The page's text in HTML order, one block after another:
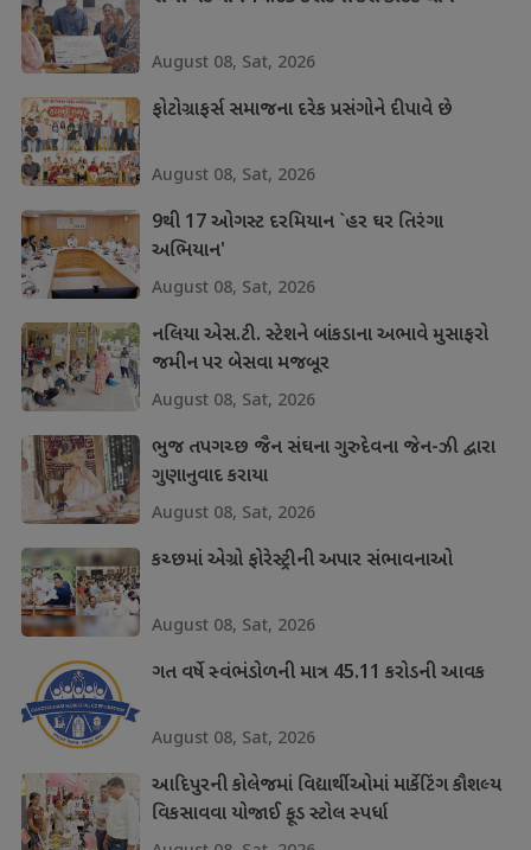
August 08, Sat, 2026
ફોટોગ્રાફર્સ સમાજના દરેક પ્રસંગોને દીપાવે છે
August 08, Sat, 2026
9થી 17 ઓગસ્ટ દરમિયાન `હર ઘર તિરંગા
અભિયાન'
August 08, Sat, 2026
નલિયા એસ.ટી. સ્ટેશને બાંકડાના અભાવે મુસાફરો
જમીન પર બેસવા મજબૂર
August 08, Sat, 2026
ભુજ તપગચ્છ જૈન સંઘના ગુરુદેવના જેન-ઝી દ્વારા
ગુણાનુવાદ કરાયા
August 08, Sat, 2026
કચ્છમાં એગ્રો ફોરેસ્ટ્રીની અપાર સંભાવનાઓ
August 08, Sat, 2026
ગત વર્ષે સ્વંભંડોળની માત્ર 45.11 કરોડની આવક
August 08, Sat, 2026
આદિપુરની કોલેજમાં વિદ્યાર્થીઓમાં માર્કેટિંગ કૌશલ્ય
વિકસાવવા યોજાઈ ફૂડ સ્ટોલ સ્પર્ધા